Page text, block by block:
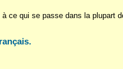
ce qui se passe dans la plupart